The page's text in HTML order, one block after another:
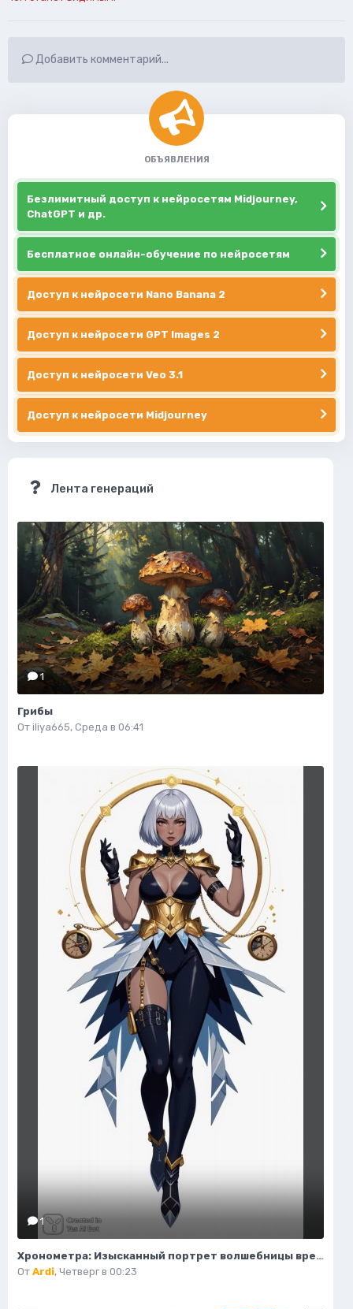
Добавить комментарий...
ОБЪЯВЛЕНИЯ
Безлимитный доступ к нейросетям Midjourney,
ChatGPT и др.
Бесплатное онлайн-обучение по нейросетям
Доступ к нейросети Nano Banana 2
Доступ к нейросети GPT Images 2
Доступ к нейросети Veo 3.1
Доступ к нейросети Midjourney
Лента генераций
1
Грибы
От iliya665, Среда в 06:41
1
Хронометра: Изысканный портрет волшебницы времени и моды. Изображение из нейронной сети Flux Ai
От Ardi, Четверг в 00:23